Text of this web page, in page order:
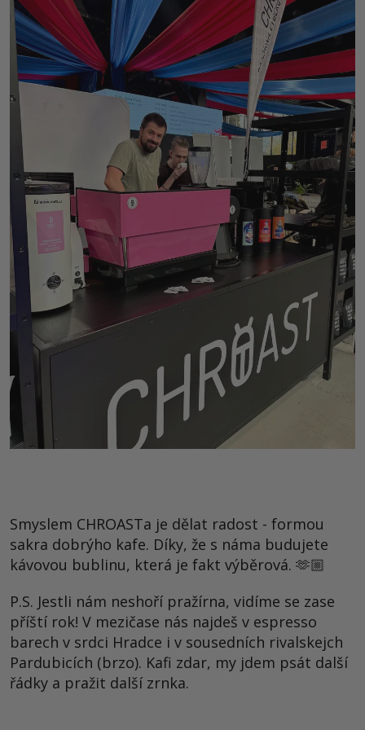
Smyslem CHROASTa je dělat radost - formou
sakra dobrýho kafe. Díky, že s náma budujete
kávovou bublinu, která je fakt výběrová. 🫶🏼
P.S. Jestli nám neshoří pražírna, vidíme se zase
příští rok! V mezičase nás najdeš v espresso
barech v srdci Hradce i v sousedních rivalskejch
Pardubicích (brzo). Kafi zdar, my jdem psát další
řádky a pražit další zrnka.